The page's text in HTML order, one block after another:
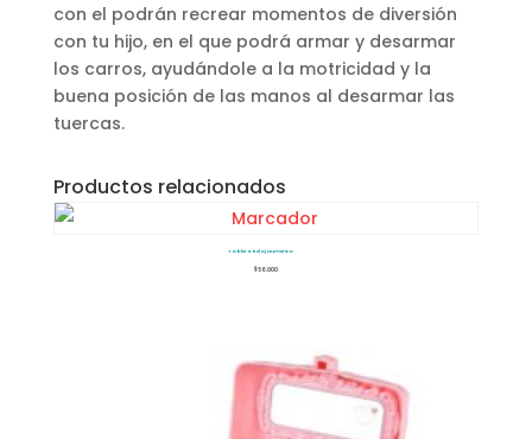
con el podrán recrear momentos de diversión
con tu hijo, en el que podrá armar y desarmar
los carros, ayudándole a la motricidad y la
buena posición de las manos al desarmar las
tuercas.
Productos relacionados
Tablero Reloj Numerico
$56.000